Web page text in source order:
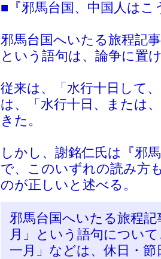
■『邪馬台国、中国人はこ
邪馬台国へいたる旅程記
という語句は、論争に置
従来は、「水行十日して
は、「水行十日、または
きた。
しかし、謝銘仁氏は『邪
で、このいずれの読み方
のが正しいと述べる。
邪馬台国へいたる旅程
月」という語句につい
一月」などは、休日・